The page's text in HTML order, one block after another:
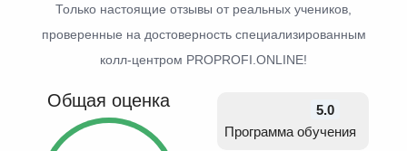
Только настоящие отзывы от реальных учеников,
проверенные на достоверность специализированным
колл-центром PROPROFI.ONLINE!
Общая оценка
5.0
Программа обучения